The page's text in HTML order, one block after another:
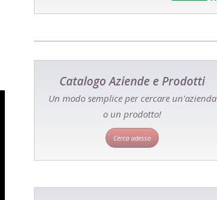
Catalogo Aziende e Prodotti
Un modo semplice per cercare un'azienda
o un prodotto!
Cerca adesso